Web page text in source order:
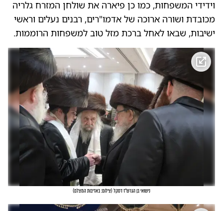
וידידי המשפחות, כמו כן פיארה את שולחן המזרח גלריה
מכובדת ושורה ארוכה של אדמו"רים, רבנים נעלים וראשי
ישיבות, שבאו לאחל ברכת מזל טוב למשפחות הרוממות.
נישואי בן הגרש"ז דסקל (צילום: באדיבות המצלם)